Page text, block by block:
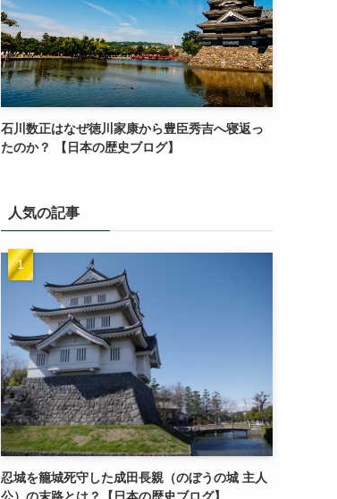
石川数正はなぜ徳川家康から豊臣秀吉へ寝返っ
たのか？ 【日本の歴史ブログ】
人気の記事
忍城を籠城死守した成田長親（のぼうの城 主人